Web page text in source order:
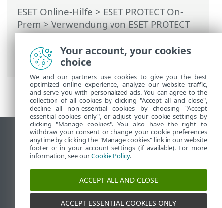
ESET Online-Hilfe > ESET PROTECT On-
Prem>Verwendung von ESET PROTECT
On-Prem>ESET PROTECT On-Prem
Hauptmenü>Mehr>Logs nach Syslog
exportieren> Syslog-Server
Desktop-Site anzeigen
End of Life
ESET Knowledgebase
ESET-Forum
ESET Status Portal
Regionaler Support
Your account, your cookies
choice
We and our partners use cookies to give you the best
optimized online experience, analyze our website traffic,
and serve you with personalized ads. You can agree to the
collection of all cookies by clicking "Accept all and close",
decline all non-essential cookies by choosing "Accept
essential cookies only", or adjust your cookie settings by
clicking "Manage cookies". You also have the right to
withdraw your consent or change your cookie preferences
anytime by clicking the "Manage cookies" link in our website
footer or in your account settings (if available). For more
information, see ourCookie Policy.
ACCEPT ALL AND CLOSE
ACCEPT ESSENTIAL COOKIES ONLY